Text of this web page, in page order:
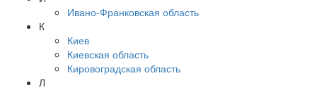
Ивано-Франковская область
К
Киев
Киевская область
Кировоградская область
Л